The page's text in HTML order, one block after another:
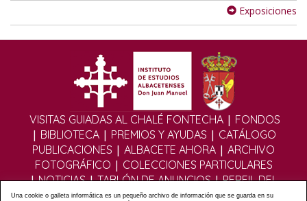
Exposiciones
VISITAS GUIADAS AL CHALÉ FONTECHA | FONDOS
| BIBLIOTECA| PREMIOS Y AYUDAS | CATÁLOGO
PUBLICACIONES | ALBACETE AHORA | ARCHIVO
FOTOGRÁFICO | COLECCIONES PARTICULARES
|NOTICIAS|TABLÓN DE ANUNCIOS|PERFIL DEL
CONTRATANTE|EDITORIAL DIGITAL|MULTIMEDIA
Una cookie o galleta informática es un pequeño archivo de información que se guarda en su